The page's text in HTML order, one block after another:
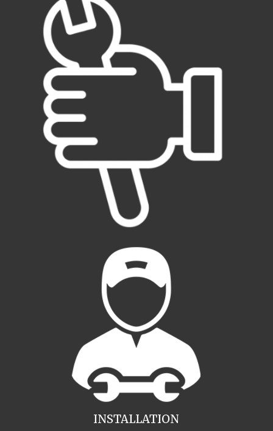
INSTALLATION